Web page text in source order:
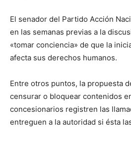
El senador del Partido Acción
en las semanas previas a la
«tomar conciencia» de que la
afecta sus derechos humanos.
Entre otros puntos, la propuesta
censurar o bloquear contenidos
concesionarios registren las
entreguen a la autoridad si ésta